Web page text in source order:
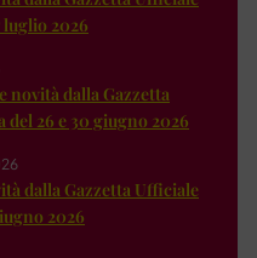
luglio 2026
novità dalla Gazzetta
26 e 30 giugno 2026
dalla Gazzetta Ufficiale
2026